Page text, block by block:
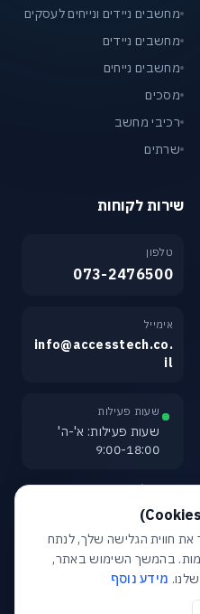
מחשבים ניידים ונייחים לעסקים
מחשבים ניידים
מחשבים נייחים
מסכים
רכיבי מחשב
שרתים
שירות לקוחות
טלפון
073-2476500
אימייל
info@accesstech.co.
il
שעות פעילות
שעות פעילות: א'-ה'
9:00-18:00
מעבר לעמוד צור קשר
לסגירה יש ללחוץ על כפתור
חווית הגלישה שלך, לנתח
בהמשך השימוש באתר,
מידע נוסף